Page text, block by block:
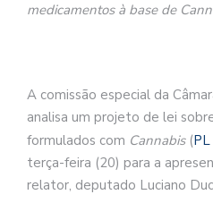
medicamentos à base de
A comissão especial da
analisa um projeto de lei
formulados com Cannabis(
terça-feira (20) para a
relator, deputado Luciano